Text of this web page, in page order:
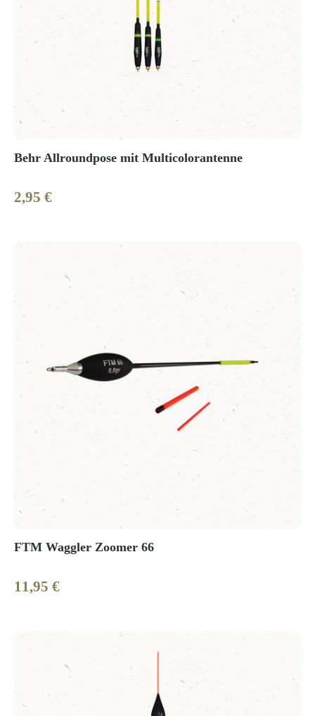
Behr Allroundpose mit Multicolorantenne
Regulärer Preis:
2,95 €
FTM Waggler Zoomer 66
Regulärer Preis:
11,95 €